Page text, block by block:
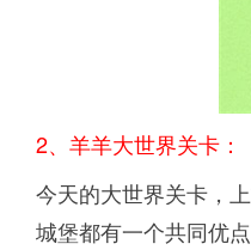
2、羊羊大世界关卡：
今天的大世界关卡，
城堡都有一个共同优